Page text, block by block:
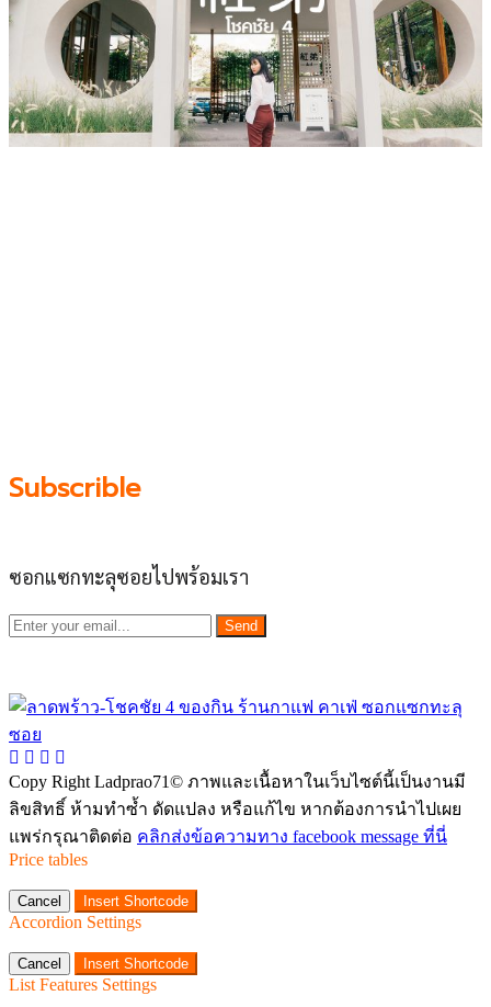
Subscrible
ซอกแซกทะลุซอยไปพร้อมเรา
Send
Copy Right Ladprao71© ภาพและเนื้อหาในเว็บไซต์นี้เป็นงานมี
ลิขสิทธิ์ ห้ามทำซ้ำ ดัดแปลง หรือแก้ไข หากต้องการนำไปเผย
แพร่กรุณาติดต่อ คลิกส่งข้อความทาง facebook message ที่นี่
Price tables
Cancel Insert Shortcode
Accordion Settings
Cancel Insert Shortcode
List Features Settings